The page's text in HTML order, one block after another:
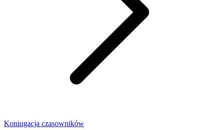
Koniugacja czasowników